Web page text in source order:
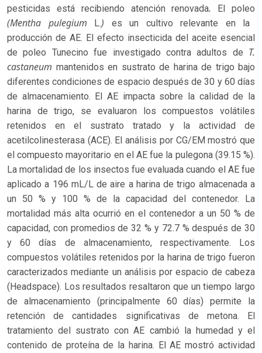
pesticidas está recibiendo atención renovada. El poleo
(Mentha pulegium L.) es un cultivo relevante en la
producción de AE. El efecto insecticida del aceite esencial
de poleo Tunecino fue investigado contra adultos de T.
castaneum mantenidos en sustrato de harina de trigo bajo
diferentes condiciones de espacio después de 30 y 60 días
de almacenamiento. El AE impacta sobre la calidad de la
harina de trigo, se evaluaron los compuestos volátiles
retenidos en el sustrato tratado y la actividad de
acetilcolinesterasa (ACE). El análisis por CG/EM mostró que
el compuesto mayoritario en el AE fue la pulegona (39.15 %).
La mortalidad de los insectos fue evaluada cuando el AE fue
aplicado a 196 mL/L de aire a harina de trigo almacenada a
un 50 % y 100 % de la capacidad del contenedor. La
mortalidad más alta ocurrió en el contenedor a un 50 % de
capacidad, con promedios de 32 % y 72.7 % después de 30
y 60 días de almacenamiento, respectivamente. Los
compuestos volátiles retenidos por la harina de trigo fueron
caracterizados mediante un análisis por espacio de cabeza
(Headspace). Los resultados resaltaron que un tiempo largo
de almacenamiento (principalmente 60 días) permite la
retención de cantidades significativas de metona. El
tratamiento del sustrato con AE cambió la humedad y el
contenido de proteína de la harina. El AE mostró actividad